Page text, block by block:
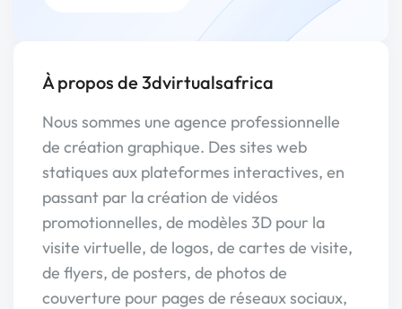
À propos de 3dvirtualsafrica
Nous sommes une agence professionnelle
de création graphique. Des sites web
statiques aux plateformes interactives, en
passant par la création de vidéos
promotionnelles, de modèles 3D pour la
visite virtuelle, de logos, de cartes de visite,
de flyers, de posters, de photos de
couverture pour pages de réseaux sociaux,